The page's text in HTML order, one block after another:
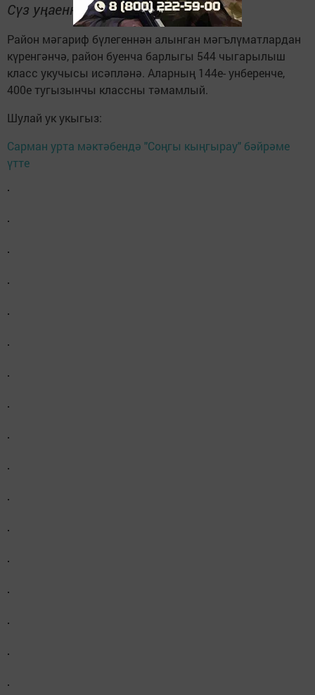
Сүз уңаеннан
Ра­йон мә­га­риф бү­ле­ген­нән алын­ган мәгъ­лү­мат­лар­дан
кү­рен­гән­чә, ра­йон бу­ен­ча бар­лы­гы 544 чы­га­ры­лыш
класс уку­чы­сы исәп­лә­нә. Алар­ның 144е- ун­бе­рен­че,
400е ту­гы­зын­чы класс­ны тә­мам­лый.
Шулай ук укыгыз:
Сарман урта мәктәбендә "Соңгы кыңгырау" бәйрәме
үтте